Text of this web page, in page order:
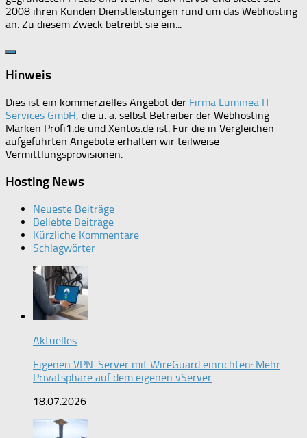
2008 ihren Kunden Dienstleistungen rund um das Webhosting
an. Zu diesem Zweck betreibt sie ein...
Hinweis
Dies ist ein kommerzielles Angebot der Firma Luminea IT
Services GmbH, die u. a. selbst Betreiber der Webhosting-
Marken Profi1.de und Xentos.de ist. Für die in Vergleichen
aufgeführten Angebote erhalten wir teilweise
Vermittlungsprovisionen.
Hosting News
Neueste Beiträge
Beliebte Beiträge
Kürzliche Kommentare
Schlagwörter
Aktuelles
Eigenen VPN-Server mit WireGuard einrichten: Mehr
Privatsphäre auf dem eigenen vServer
18.07.2026